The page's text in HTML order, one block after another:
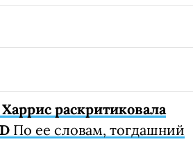
раскритиковала
По ее словам, тогдашний